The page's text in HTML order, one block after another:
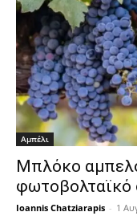
Αμπέλι
Μπλόκο
Ioannis Chatziarapis - 1